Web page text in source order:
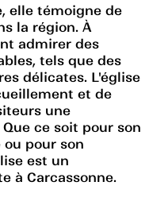
elle témoigne de
la région. À
admirer des
tels que des
délicates. L'église
et de
une
ce soit pour son
pour son
est un
à Carcassonne.